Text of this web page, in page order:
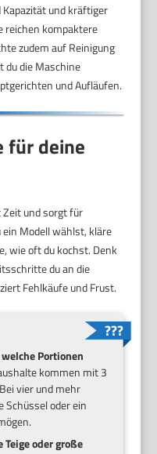
und kräftiger
reichen kompaktere
zudem auf Reinigung
du die Maschine
und Aufläufen.
für deine
und sorgt für
Modell wählst, kläre
wie oft du kochst. Denk
du an die
Fehlkäufe und Frust.
Portionen
kommen mit 3
vier und mehr
Schüssel oder ein
oder große